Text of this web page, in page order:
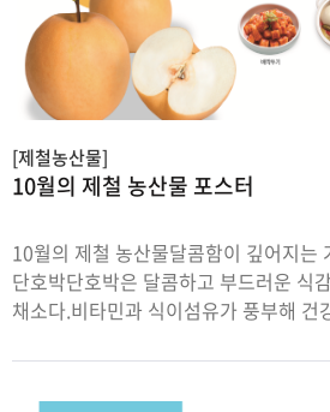
10월의 제철 농산물 포스터
10월의 제철 농산물달콤함이 깊어지는
단호박단호박은 달콤하고 부드러운 식
채소다.비타민과 식이섬유가 풍부해 건
가을의 선물 배배는 아삭한 식감과 풍
대표하는 과일이다.수분과 당분이 많아
[제철농산물]